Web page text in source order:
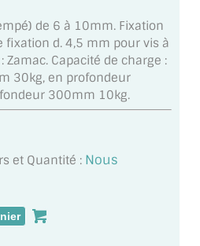
COULEUR
MOZAÏQUE
BAIN
de 6 à 10mm. Fixation
fixation d. 4,5 mm pour vis à
Zamac. Capacité de charge :
30kg, en profondeur
300mm 10kg.
et Quantité : Nous